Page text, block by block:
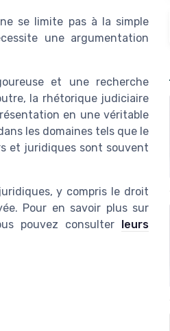
se limite pas à la simple
une argumentation
et une recherche
la rhétorique judiciaire
en une véritable
les domaines tels que le
et juridiques sont souvent
y compris le droit
Pour en savoir plus sur
pouvez consulter leurs